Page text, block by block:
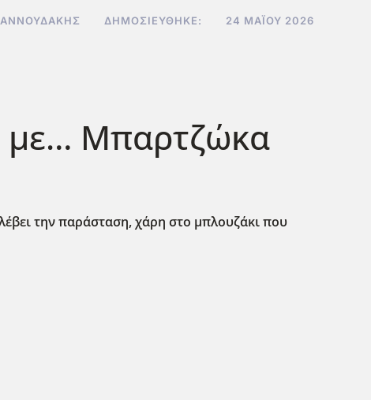
ΔΗΜΟΣΙΕΎΘΗΚΕ: 24 ΜΑΪ́ΟΥ 2026
με… Μπαρτζώκα
την παράσταση, χάρη στο μπλουζάκι που